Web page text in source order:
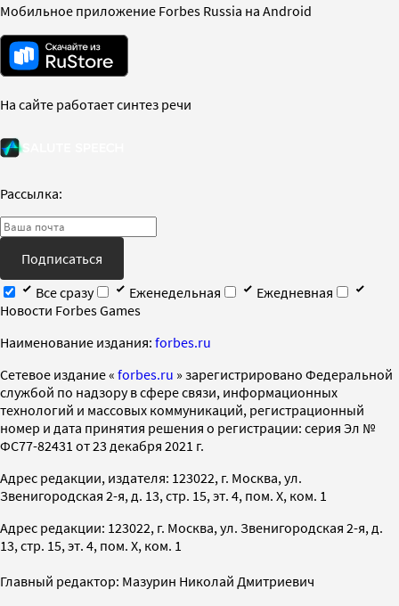
Мобильное приложение Forbes Russia на Android
На сайте работает синтез речи
Рассылка:
Подписаться
Все сразу
Еженедельная
Ежедневная
Новости Forbes Games
Наименование издания: forbes.ru
Cетевое издание « forbes.ru » зарегистрировано Федеральной
службой по надзору в сфере связи, информационных
технологий и массовых коммуникаций, регистрационный
номер и дата принятия решения о регистрации: серия Эл №
ФС77-82431 от 23 декабря 2021 г.
Адрес редакции, издателя: 123022, г. Москва, ул.
Звенигородская 2-я, д. 13, стр. 15, эт. 4, пом. X, ком. 1
Адрес редакции: 123022, г. Москва, ул. Звенигородская 2-я, д.
13, стр. 15, эт. 4, пом. X, ком. 1
Главный редактор: Мазурин Николай Дмитриевич